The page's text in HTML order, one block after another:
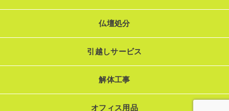
仏壇処分
引越しサービス
解体工事
オフィス用品